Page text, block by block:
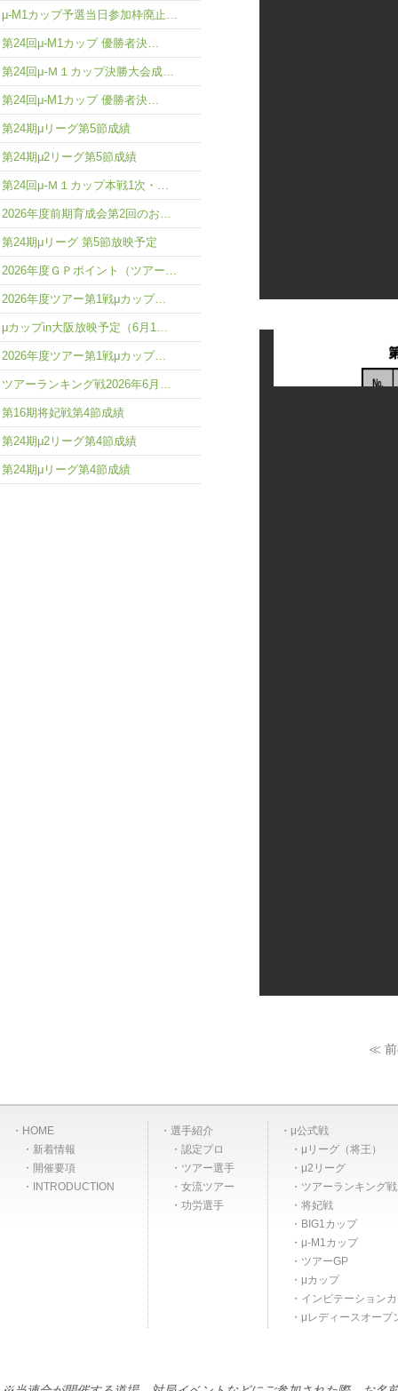
≪ 前
μ-M1カップ予選当日参加枠廃止…
第24回μ-M1カップ 優勝者決…
第24回μ-Ｍ１カップ決勝大会成…
第24回μ-M1カップ 優勝者決…
第24期μリーグ第5節成績
第24期μ2リーグ第5節成績
第24回μ-Ｍ１カップ本戦1次・…
2026年度前期育成会第2回のお…
第24期μリーグ 第5節放映予定
2026年度ＧＰポイント（ツアー…
2026年度ツアー第1戦μカップ…
μカップin大阪放映予定（6月1…
2026年度ツアー第1戦μカップ…
ツアーランキング戦2026年6月…
第16期将妃戦第4節成績
第24期μ2リーグ第4節成績
第24期μリーグ第4節成績
HOME
新着情報
開催要項
INTRODUCTION
選手紹介
認定プロ
ツアー選手
女流ツアー
功労選手
μ公式戦
μリーグ（将王）
μ2リーグ
ツアーランキング
将妃戦
BIG1カップ
μ-M1カップ
ツアーGP
μカップ
インビテーション
μレディースオープ